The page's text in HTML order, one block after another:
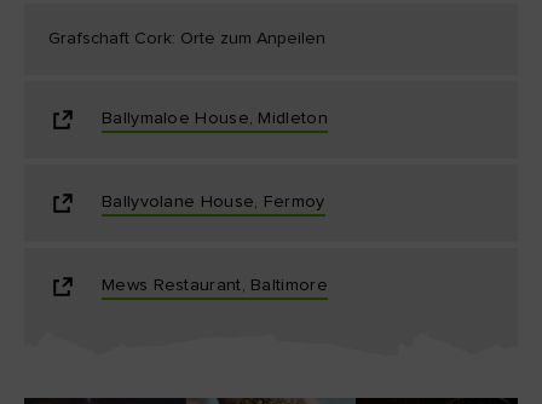
Grafschaft Cork: Orte zum Anpeilen
Ballymaloe House, Midleton
Ballyvolane House, Fermoy
Mews Restaurant, Baltimore